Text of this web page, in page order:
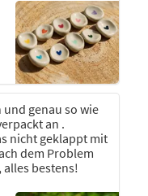
genau so wie
an .
nicht geklappt mit
dem Problem
alles bestens!